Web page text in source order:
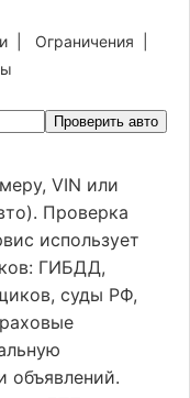
Ограничения
Проверить авто
VIN или
Проверка
использует
ГИБДД,
суды РФ,